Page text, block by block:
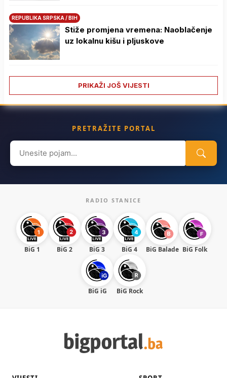
REPUBLIKA SRPSKA / BIH
Stiže promjena vremena: Naoblačenje
uz lokalnu kišu i pljuskove
PRIKAŽI JOŠ VIJESTI
PRETRAŽITE PORTAL
Search
for:
RADIO STANICE
BiG 1 BiG 2 BiG 3 BiG 4 BiG Balade BiG Folk
BiG iG BiG Rock